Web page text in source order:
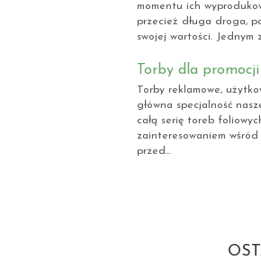
momentu ich
przecież długa droga,
swojej wartości. Jednym
Torby dla promocji
Torby reklamowe,
główna specjalność
całą serię toreb
zainteresowaniem
przed...